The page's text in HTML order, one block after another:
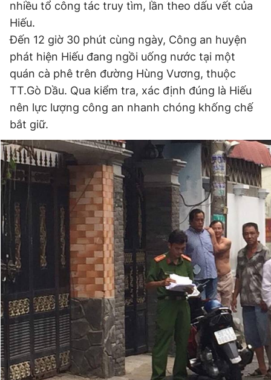
nhiều tổ công tác truy tìm, lần theo dấu vết của
Hiếu.
Đến 12 giờ 30 phút cùng ngày, Công an huyện
phát hiện Hiếu đang ngồi uống nước tại một
quán cà phê trên đường Hùng Vương, thuộc
TT.Gò Dầu. Qua kiểm tra, xác định đúng là Hiếu
nên lực lượng công an nhanh chóng khống chế
bắt giữ.